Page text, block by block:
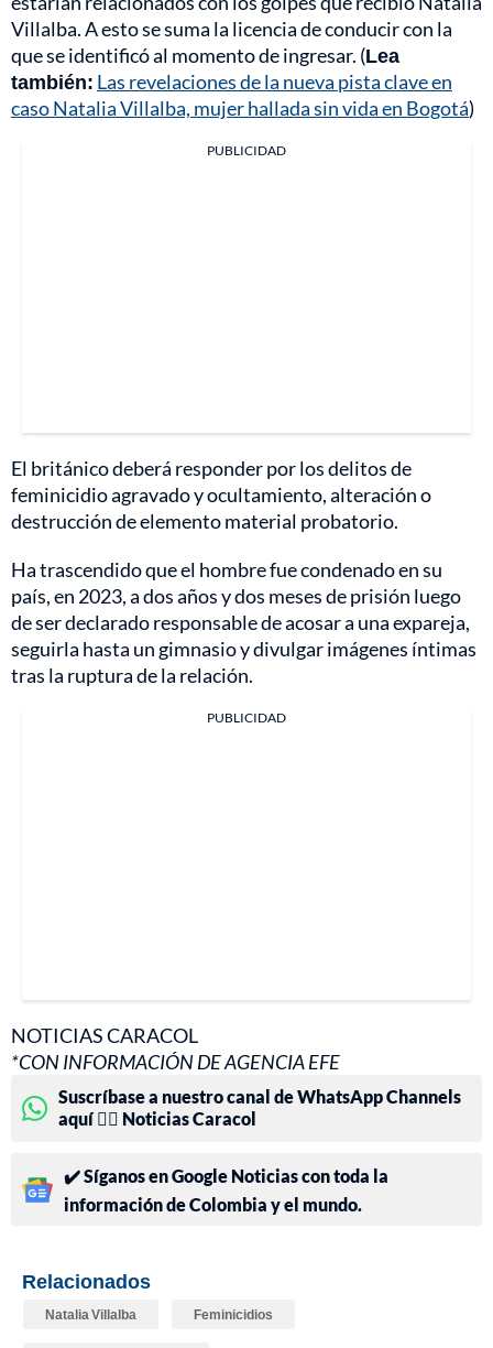
Villalba. A esto se suma la licencia de conducir con la
que se identificó al momento de ingresar. (Lea
también: Las revelaciones de la nueva pista clave en
caso Natalia Villalba, mujer hallada sin vida en Bogotá)
PUBLICIDAD
El británico deberá responder por los delitos de
feminicidio agravado y ocultamiento, alteración o
destrucción de elemento material probatorio.
Ha trascendido que el hombre fue condenado en su
país, en 2023, a dos años y dos meses de prisión luego
de ser declarado responsable de acosar a una expareja,
seguirla hasta un gimnasio y divulgar imágenes íntimas
tras la ruptura de la relación.
PUBLICIDAD
NOTICIAS CARACOL
*CON INFORMACIÓN DE AGENCIA EFE
Suscríbase a nuestro canal de WhatsApp Channels
aquí 👉🏻 Noticias Caracol
✔️ Síganos en Google Noticias con toda la
información de Colombia y el mundo.
Relacionados
Natalia Villalba Feminicidios